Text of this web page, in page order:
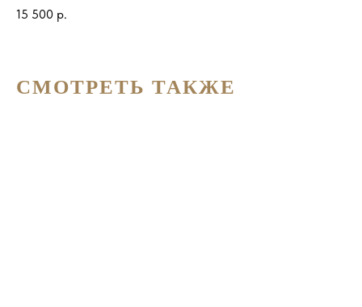
15 500 р.
СМОТРЕТЬ ТАКЖЕ